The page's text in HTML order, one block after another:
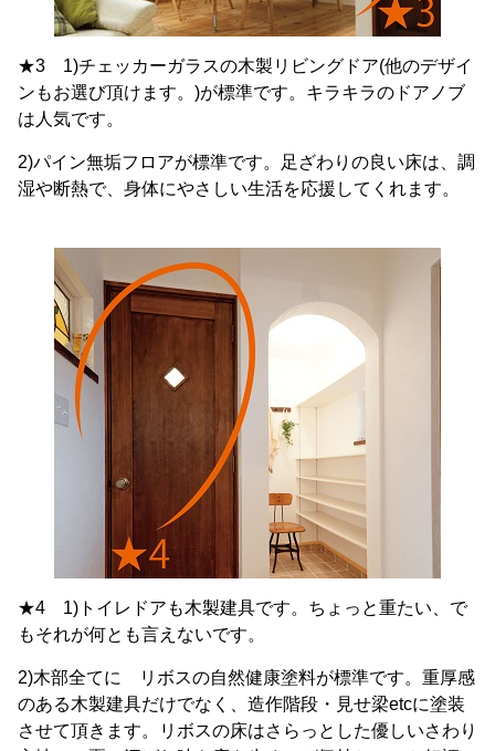
★3 1)チェッカーガラスの木製リビングドア(他のデザイ
ンもお選び頂けます。)が標準です。キラキラのドアノブ
は人気です。
2)パイン無垢フロアが標準です。足ざわりの良い床は、調
湿や断熱で、身体にやさしい生活を応援してくれます。
★4 1)トイレドアも木製建具です。ちょっと重たい、で
もそれが何とも言えないです。
2)木部全てに リボスの自然健康塗料が標準です。重厚感
のある木製建具だけでなく、造作階段・見せ梁etcに塗装
させて頂きます。リボスの床はさらっとした優しいさわり